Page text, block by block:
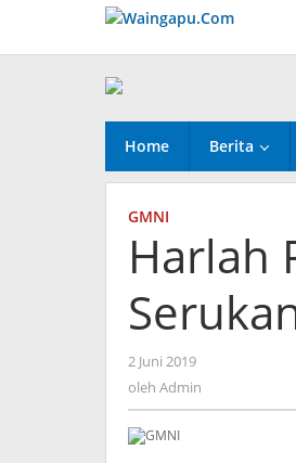
konten
Home Berita
GMNI
Harlah
2 Juni 2019
oleh Admin